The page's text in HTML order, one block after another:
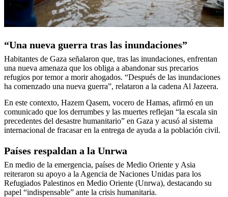
“Una nueva guerra tras las inundaciones”
Habitantes de Gaza señalaron que, tras las inundaciones, enfrentan
una nueva amenaza que los obliga a abandonar sus precarios
refugios por temor a morir ahogados. “Después de las inundaciones
ha comenzado una nueva guerra”, relataron a la cadena Al Jazeera.
En este contexto, Hazem Qasem, vocero de Hamas, afirmó en un
comunicado que los derrumbes y las muertes reflejan “la escala sin
precedentes del desastre humanitario” en Gaza y acusó al sistema
internacional de fracasar en la entrega de ayuda a la población civil.
Países respaldan a la Unrwa
En medio de la emergencia, países de Medio Oriente y Asia
reiteraron su apoyo a la Agencia de Naciones Unidas para los
Refugiados Palestinos en Medio Oriente (Unrwa), destacando su
papel “indispensable” ante la crisis humanitaria.